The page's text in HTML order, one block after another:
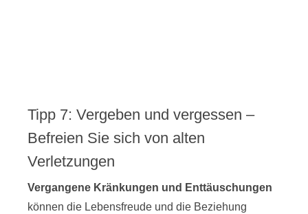
Tipp 7: Vergeben und vergessen –
Befreien Sie sich von alten
Verletzungen
Vergangene Kränkungen und Enttäuschungen
können die Lebensfreude und die Beziehung